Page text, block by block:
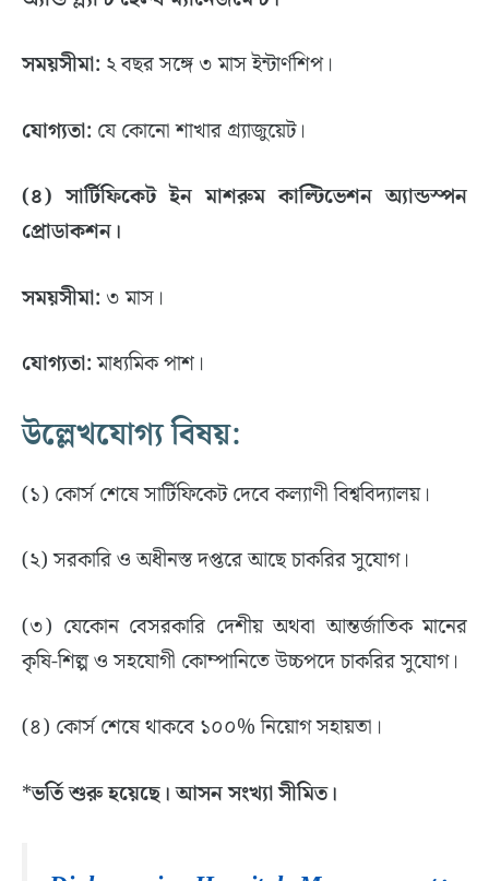
সময়সীমা: ২ বছর সঙ্গে ৩ মাস ইন্টার্ণশিপ।
যোগ্যতা: যে কোনো শাখার গ্র্যাজুয়েট।
(৪) সার্টিফিকেট ইন মাশরুম কাল্টিভেশন অ্যান্ডস্পন
প্রোডাকশন।
সময়সীমা: ৩ মাস।
যোগ্যতা:মাধ্যমিক পাশ।
উল্লেখযোগ্য বিষয়:
(১) কোর্স শেষে সার্টিফিকেট দেবে কল্যাণী বিশ্ববিদ্যালয়।
(২) সরকারি ও অধীনস্ত দপ্তরে আছে চাকরির সুযোগ।
(৩) যেকোন বেসরকারি দেশীয় অথবা আন্তর্জাতিক মানের
কৃষি-শিল্প ও সহযোগী কোম্পানিতে উচ্চপদে চাকরির সুযোগ।
(৪) কোর্স শেষে থাকবে ১০০% নিয়োগ সহায়তা।
*ভর্তি শুরু হয়েছে। আসন সংখ্যা সীমিত।